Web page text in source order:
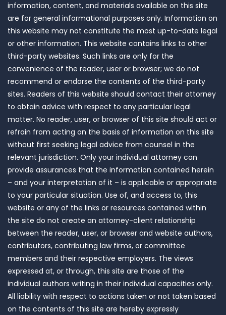
information, content, and materials available on this site
are for general informational purposes only. Information on
this website may not constitute the most up-to-date legal
or other information. This website contains links to other
third-party websites. Such links are only for the
convenience of the reader, user or browser; we do not
recommend or endorse the contents of the third-party
sites. Readers of this website should contact their attorney
to obtain advice with respect to any particular legal
matter. No reader, user, or browser of this site should act or
refrain from acting on the basis of information on this site
without first seeking legal advice from counsel in the
relevant jurisdiction. Only your individual attorney can
provide assurances that the information contained herein
– and your interpretation of it – is applicable or appropriate
to your particular situation. Use of, and access to, this
website or any of the links or resources contained within
the site do not create an attorney-client relationship
between the reader, user, or browser and website authors,
contributors, contributing law firms, or committee
members and their respective employers. The views
expressed at, or through, this site are those of the
individual authors writing in their individual capacities only.
All liability with respect to actions taken or not taken based
on the contents of this site are hereby expressly